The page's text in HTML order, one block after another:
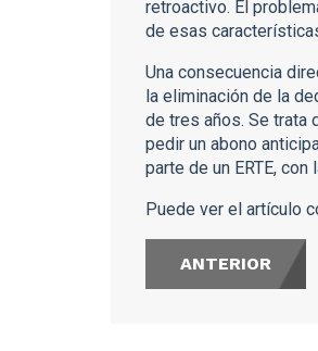
retroactivo. El
de esas
Una consecuencia
la eliminación de la
de tres años. Se trata
pedir un abono
parte de un ERTE,
Puede ver el artículo
ANTERIOR